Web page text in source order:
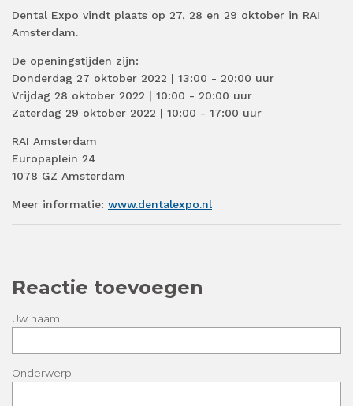
Dental Expo vindt plaats op 27, 28 en 29 oktober in RAI
Amsterdam.
De openingstijden zijn:
Donderdag 27 oktober 2022 | 13:00 - 20:00 uur
Vrijdag 28 oktober 2022 | 10:00 - 20:00 uur
Zaterdag 29 oktober 2022 | 10:00 - 17:00 uur
RAI Amsterdam
Europaplein 24
1078 GZ Amsterdam
Meer informatie: www.dentalexpo.nl
Reactie toevoegen
Uw naam
Onderwerp